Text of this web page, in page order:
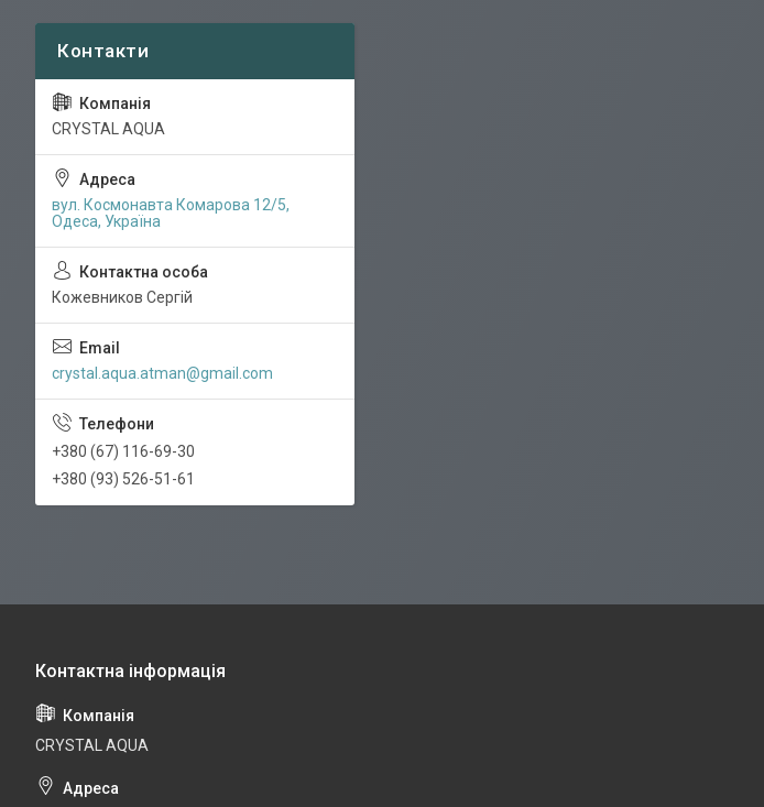
CRYSTAL AQUA
вул. Космонавта Комарова 12/5,
Одеса, Україна
Кожевников Сергій
crystal.aqua.atman@gmail.com
+380 (67) 116-69-30
+380 (93) 526-51-61
CRYSTAL AQUA